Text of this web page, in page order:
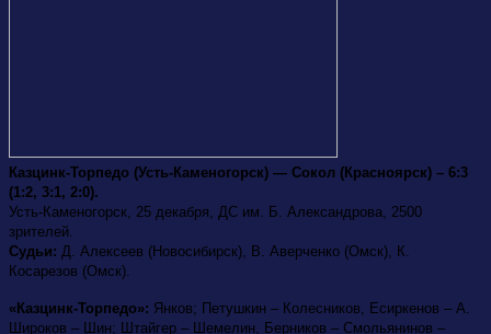
Казцинк-Торпедо (Усть-Каменогорск) — Сокол (Красноярск) – 6:3
(1:2, 3:1, 2:0).
Усть-Каменогорск, 25 декабря, ДС им. Б. Александрова, 2500
зрителей.
Судьи: Д. Алексеев (Новосибирск), В. Аверченко (Омск), К.
Косарезов (Омск).
«Казцинк-Торпедо»: Янков; Петушкин – Колесников, Есиркенов – А.
Широков – Шин; Штайгер – Шемелин, Берников – Смольянинов –